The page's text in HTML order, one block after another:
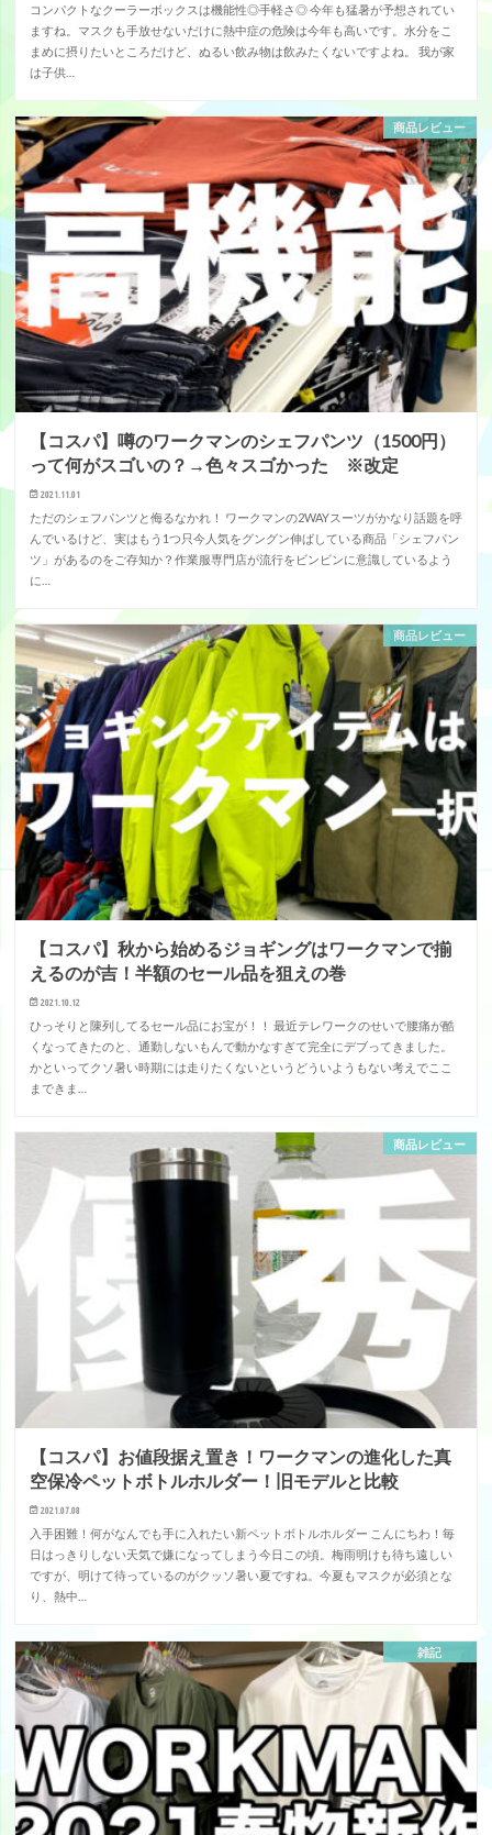
コンパクトなクーラーボックスは機能性◎手軽さ◎ 今年も猛暑が予想されてい
ますね。マスクも手放せないだけに熱中症の危険は今年も高いです。水分をこ
まめに摂りたいところだけど、ぬるい飲み物は飲みたくないですよね。 我が家
は子供…
商品レビュー
【コスパ】噂のワークマンのシェフパンツ（1500円）
って何がスゴいの？→色々スゴかった ※改定
2021.11.01
ただのシェフパンツと侮るなかれ！ ワークマンの2WAYスーツがかなり話題を呼
んでいるけど、実はもう1つ只今人気をグングン伸ばしている商品「シェフパン
ツ」があるのをご存知か？作業服専門店が流行をビンビンに意識しているよう
に…
商品レビュー
【コスパ】秋から始めるジョギングはワークマンで揃
えるのが吉！半額のセール品を狙えの巻
2021.10.12
ひっそりと陳列してるセール品にお宝が！！ 最近テレワークのせいで腰痛が酷
くなってきたのと、通勤しないもんで動かなすぎて完全にデブってきました。
かといってクソ暑い時期には走りたくないというどういようもない考えでここ
まできま…
商品レビュー
【コスパ】お値段据え置き！ワークマンの進化した真
空保冷ペットボトルホルダー！旧モデルと比較
2021.07.08
入手困難！何がなんでも手に入れたい新ペットボトルホルダー こんにちわ！毎
日はっきりしない天気で嫌になってしまう今日この頃。梅雨明けも待ち遠しい
ですが、明けて待っているのがクッソ暑い夏ですね。今夏もマスクが必須とな
り、熱中…
雑記